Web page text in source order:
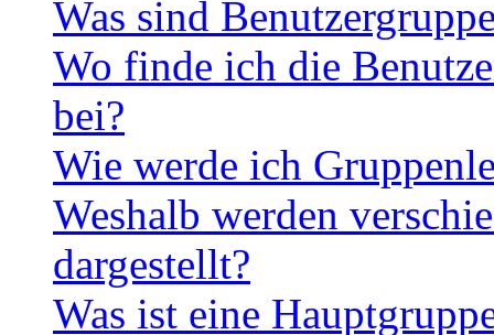
Was sind
Wo finde ich die
bei?
Wie werde ich
Weshalb werden
dargestellt?
Was ist eine